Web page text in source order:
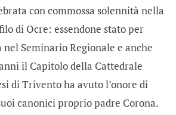
con commossa solennità nella
di Ocre: essendone stato per
Seminario Regionale e anche
il Capitolo della Cattedrale
di Trivento ha avuto l’onore di
canonici proprio padre Corona.